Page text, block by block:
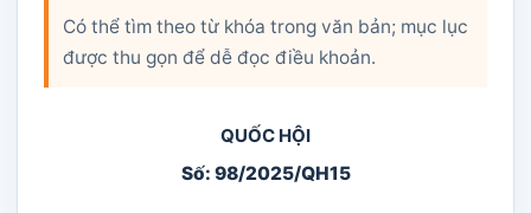
Có thể tìm theo từ khóa trong văn bản; mục lục
được thu gọn để dễ đọc điều khoản.
QUỐC HỘI
Số: 98/2025/QH15